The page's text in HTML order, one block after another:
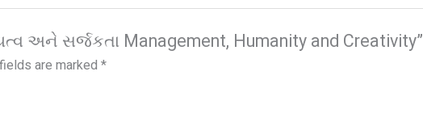
અને સર્જકતા Management, Humanity and Creativity”
are marked*